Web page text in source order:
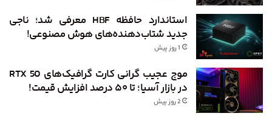
استاندارد حافظه HBF معرفی شد؛ ناجی
جدید شتاب‌دهنده‌های هوش مصنوعی!
1 روز پیش
موج عجیب گرانی کارت گرافیک‌های RTX 50
در بازار آسیا؛ تا ۵۰ درصد افزایش قیمت!
2 روز پیش